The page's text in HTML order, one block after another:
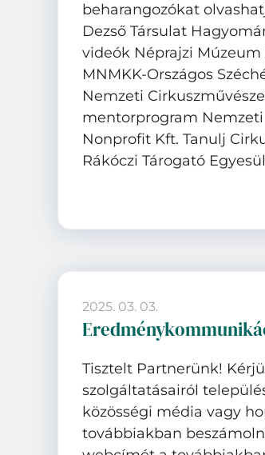
beharangozókat
Dezső Társulat
videók Néprajzi
MNMKK-Országos
Nemzeti
mentorprogram
Nonprofit Kft. Tanulj
Rákóczi Tárogató
2025. 03. 03.
Tisztelt Partnerünk!
szolgáltatásairól
közösségi média vagy
továbbiakban